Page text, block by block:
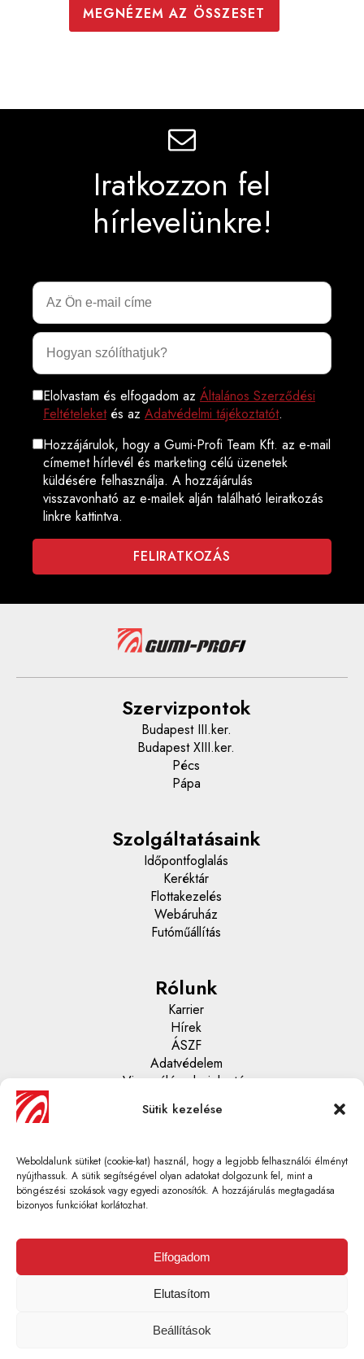
Sütik kezelése
Weboldalunk sütiket (cookie-kat) használ, hogy a legjobb felhasználói élményt
nyújthassuk. A sütik segítségével olyan adatokat dolgozunk fel, mint a
böngészési szokások vagy egyedi azonosítók. A hozzájárulás megtagadása
bizonyos funkciókat korlátozhat.
Elfogadom
Elutasítom
Beállítások
MEGNÉZEM AZ ÖSSZESET
Iratkozzon fel
hírlevelünkre!
Elolvastam és elfogadom az Általános Szerződési
Feltételeketés az Adatvédelmi tájékoztatót.
Hozzájárulok, hogy a Gumi-Profi Team Kft. az e-mail
címemet hírlevél és marketing célú üzenetek
küldésére felhasználja. A hozzájárulás
visszavonható az e-mailek alján található leiratkozás
linkre kattintva.
Szervizpontok
Budapest III.ker.
Budapest XIII.ker.
Pécs
Pápa
Szolgáltatásaink
Időpontfoglalás
Keréktár
Flottakezelés
Webáruház
Futóműállítás
Rólunk
Karrier
Hírek
ÁSZF
Adatvédelem
Visszaélés - bejelentés
06 1 430 67 70
info@gumi-profi.hu
GUMI-PROFI TEAM KFT.Adószám: 10735442-2-41 |
Székhely: H-1037 Budapest, Csillaghegyi út 22. | Tel: 06 1